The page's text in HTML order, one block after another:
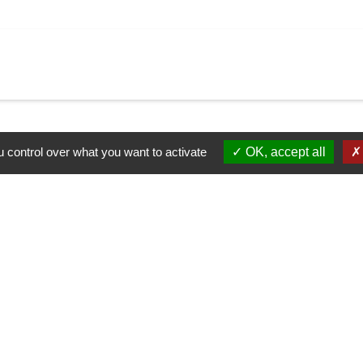
over what you want to activate OK, accept all